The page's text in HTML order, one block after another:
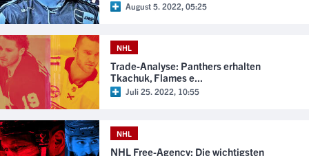
August 5. 2022, 05:25
NHL
Trade-Analyse: Panthers erhalten
Tkachuk, Flames e...
Juli 25. 2022, 10:55
NHL
NHL Free-Agency: Die wichtigsten